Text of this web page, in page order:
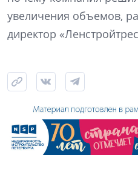
увеличения объемов,
директор